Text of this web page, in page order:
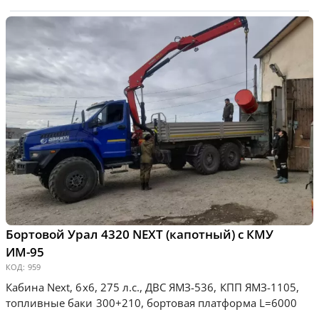
Бортовой Урал 4320 NEXT (капотный) с КМУ
ИМ-95
КОД: 959
Кабина Next, 6х6, 275 л.с., ДВС ЯМЗ-536, КПП ЯМЗ-1105,
топливные баки 300+210, бортовая платформа L=6000